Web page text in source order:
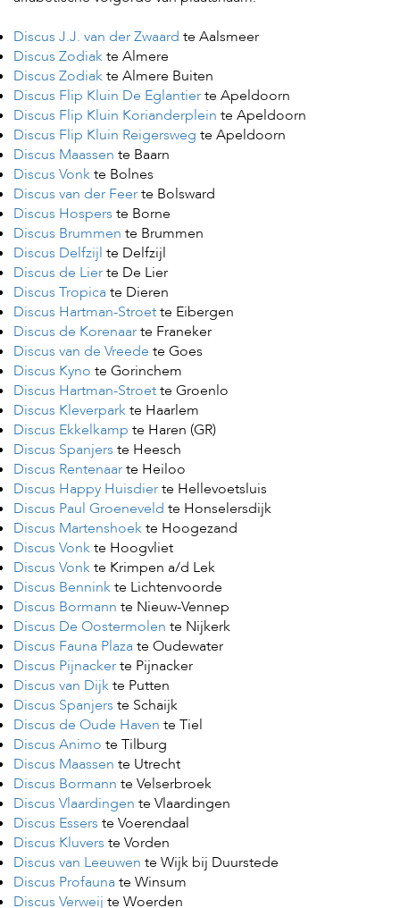
e
l
s
W
e
b
s
h
o
p
K
l
a
n
t
e
n
s
e
r
v
i
c
e
Discus J.J. van der Zwaard te Aalsmeer
Discus Zodiakte Almere
Discus Zodiakte Almere Buiten
Discus Flip Kluin De Eglantierte Apeldoorn
Discus Flip Kluin Korianderplein te Apeldoorn
Discus Flip Kluin Reigersweg te Apeldoorn
Discus Maassen te Baarn
Discus Vonkte Bolnes
Discus van der Feerte Bolsward
Discus Hospers te Borne
Discus Brummen te Brummen
Discus Delfzijl te Delfzijl
Discus de Lierte De Lier
Discus Tropica te Dieren
Discus Hartman-Stroette Eibergen
Discus de Korenaarte Franeker
Discus van de Vreede te Goes
Discus Kyno te Gorinchem
Discus Hartman-Stroette Groenlo
Discus Kleverparkte Haarlem
Discus Ekkelkamp te Haren (GR)
Discus Spanjers te Heesch
Discus Rentenaarte Heiloo
Discus Happy Huisdierte Hellevoetsluis
Discus Paul Groeneveld te Honselersdijk
Discus Martenshoekte Hoogezand
Discus Vonkte Hoogvliet
Discus Vonkte Krimpen a/d Lek
Discus Benninkte Lichtenvoorde
Discus Bormann te Nieuw-Vennep
Discus De Oostermolen te Nijkerk
Discus Fauna Plaza te Oudewater
Discus Pijnackerte Pijnacker
Discus van Dijkte Putten
Discus Spanjers te Schaijk
Discus de Oude Haven te Tiel
Discus Animo te Tilburg
Discus Maassen te Utrecht
Discus Bormann te Velserbroek
Discus Vlaardingen te Vlaardingen
Discus Essers te Voerendaal
Discus Kluvers te Vorden
Discus van Leeuwen te Wijk bij Duurstede
Discus Profauna te Winsum
Discus Verweij te Woerden